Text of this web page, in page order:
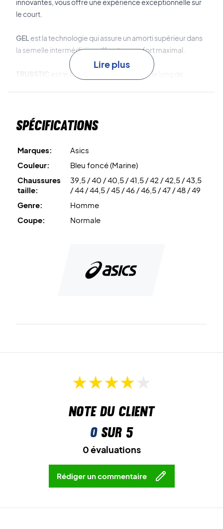
innovantes, vous offre une expérience exceptionnelle sur
le court.
GELest la technologie qui assure un amorti supérieur dans
la semelle intermédiaire, offrant un confort maximal.
est le stabilisateur avancé situé le long de
Vivez le confort - achetez ces chaussures de badminton
Couleur : Marine et blanc.
Lire plus
Spécifications
Marques:
Asics
Couleur:
Bleu foncé (Marine)
Chaussures
taille:
39,5 / 40 / 40,5 / 41,5 / 42 / 42,5 / 43,5
/ 44 / 44,5 / 45 / 46 / 46,5 / 47 / 48 / 49
Genre:
Homme
Coupe:
Normale
Note du client
0sur 5
0 évaluations
Rédiger un commentaire